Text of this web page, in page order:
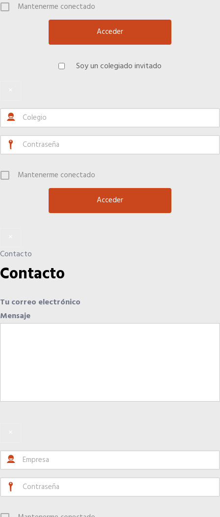
Mantenerme conectado
Soy un colegiado invitado
Mantenerme conectado
Contacto
Contacto
Tu correo electrónico
Mensaje